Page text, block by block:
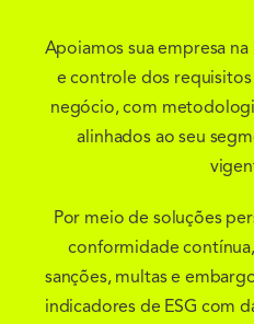
Apoiamos sua empresa
e controle dos requisitos
negócio, com
alinhados ao seu
Por meio de soluções
conformidade
sanções, multas e
indicadores de ESG com